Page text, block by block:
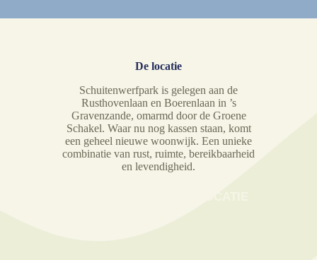
De locatie
Schuitenwerfpark is gelegen aan de
Rusthovenlaan en Boerenlaan in ’s
Gravenzande, omarmd door de Groene
Schakel. Waar nu nog kassen staan, komt
een geheel nieuwe woonwijk. Een unieke
combinatie van rust, ruimte, bereikbaarheid
en levendigheid.